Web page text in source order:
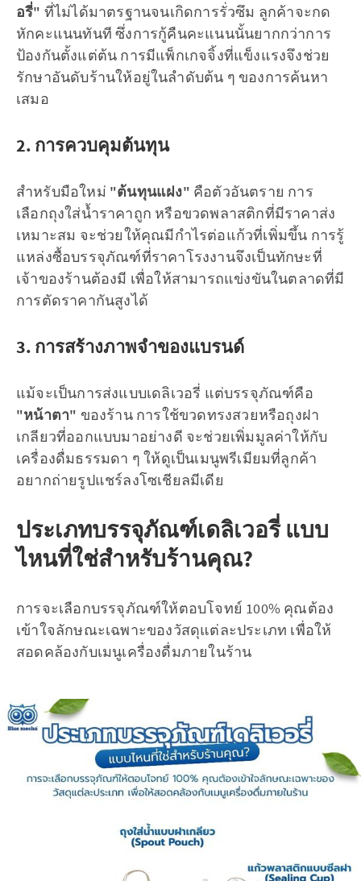
อรี่" ที่ไม่ได้มาตรฐานจนเกิดการรั่วซึม ลูกค้าจะกด
หักคะแนนทันที ซึ่งการกู้คืนคะแนนนั้นยากกว่าการ
ป้องกันตั้งแต่ต้น การมีแพ็กเกจจิ้งที่แข็งแรงจึงช่วย
รักษาอันดับร้านให้อยู่ในลำดับต้น ๆ ของการค้นหา
เสมอ
2. การควบคุมต้นทุน
สำหรับมือใหม่ "ต้นทุนแฝง" คือตัวอันตราย การ
เลือกถุงใส่น้ำราคาถูก หรือขวดพลาสติกที่มีราคาส่ง
เหมาะสม จะช่วยให้คุณมีกำไรต่อแก้วที่เพิ่มขึ้น การรู้
แหล่งซื้อบรรจุภัณฑ์ที่ราคาโรงงานจึงเป็นทักษะที่
เจ้าของร้านต้องมี เพื่อให้สามารถแข่งขันในตลาดที่มี
การตัดราคากันสูงได้
3. การสร้างภาพจำของแบรนด์
แม้จะเป็นการส่งแบบเดลิเวอรี่ แต่บรรจุภัณฑ์คือ
"หน้าตา" ของร้าน การใช้ขวดทรงสวยหรือถุงฝา
เกลียวที่ออกแบบมาอย่างดี จะช่วยเพิ่มมูลค่าให้กับ
เครื่องดื่มธรรมดา ๆ ให้ดูเป็นเมนูพรีเมียมที่ลูกค้า
อยากถ่ายรูปแชร์ลงโซเชียลมีเดีย
ประเภทบรรจุภัณฑ์เดลิเวอรี่ แบบ
ไหนที่ใช่สำหรับร้านคุณ?
การจะเลือกบรรจุภัณฑ์ให้ตอบโจทย์ 100% คุณต้อง
เข้าใจลักษณะเฉพาะของวัสดุแต่ละประเภท เพื่อให้
สอดคล้องกับเมนูเครื่องดื่มภายในร้าน